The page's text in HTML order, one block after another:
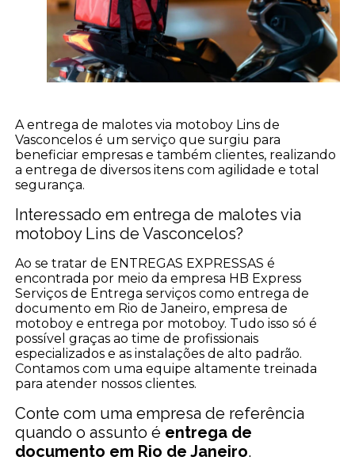
A entrega de malotes via motoboy Lins de
Vasconcelos é um serviço que surgiu para
beneficiar empresas e também clientes, realizando
a entrega de diversos itens com agilidade e total
segurança.
Interessado em entrega de malotes via
motoboy Lins de Vasconcelos?
Ao se tratar de ENTREGAS EXPRESSAS é
encontrada por meio da empresa HB Express
Serviços de Entrega serviços como entrega de
documento em Rio de Janeiro, empresa de
motoboy e entrega por motoboy. Tudo isso só é
possível graças ao time de profissionais
especializados e as instalações de alto padrão.
Contamos com uma equipe altamente treinada
para atender nossos clientes.
Conte com uma empresa de referência
quando o assunto é entrega de
documento em Rio de Janeiro.